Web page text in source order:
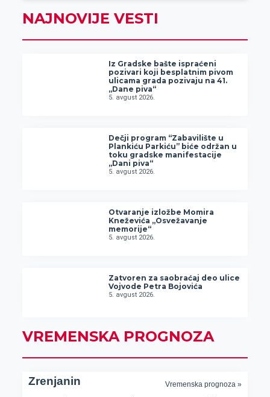
NAJNOVIJE VESTI
Iz Gradske bašte ispraćeni
pozivari koji besplatnim pivom
ulicama grada pozivaju na 41.
„Dane piva“
5. avgust 2026.
Dečji program “Zabavilište u
Plankiću Parkiću” biće održan u
toku gradske manifestacije
„Dani piva“
5. avgust 2026.
Otvaranje izložbe Momira
Kneževića „Osvežavanje
memorije“
5. avgust 2026.
Zatvoren za saobraćaj deo ulice
Vojvode Petra Bojovića
5. avgust 2026.
VREMENSKA PROGNOZA